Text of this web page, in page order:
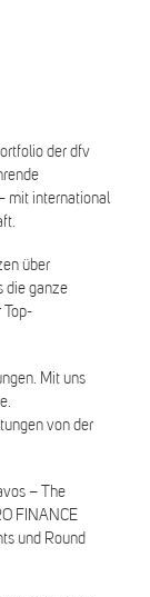
der dfv
mit international
über
die ganze
Top-
Mit uns
von der
– The
FINANCE
und Round